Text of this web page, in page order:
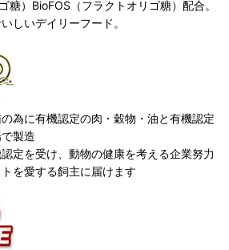
糖）BioFOS（フラクトオリゴ糖）配合。
しいデイリーフード。
為に有機認定の肉・穀物・油と有機認定
製造
定を受け、動物の健康を考える企業努力
を愛する飼主に届けます